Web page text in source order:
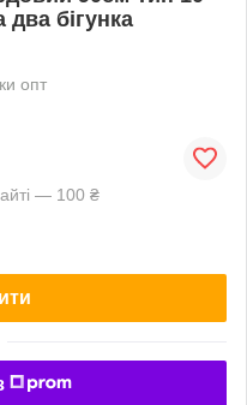
бігунка
опт
— 100 ₴